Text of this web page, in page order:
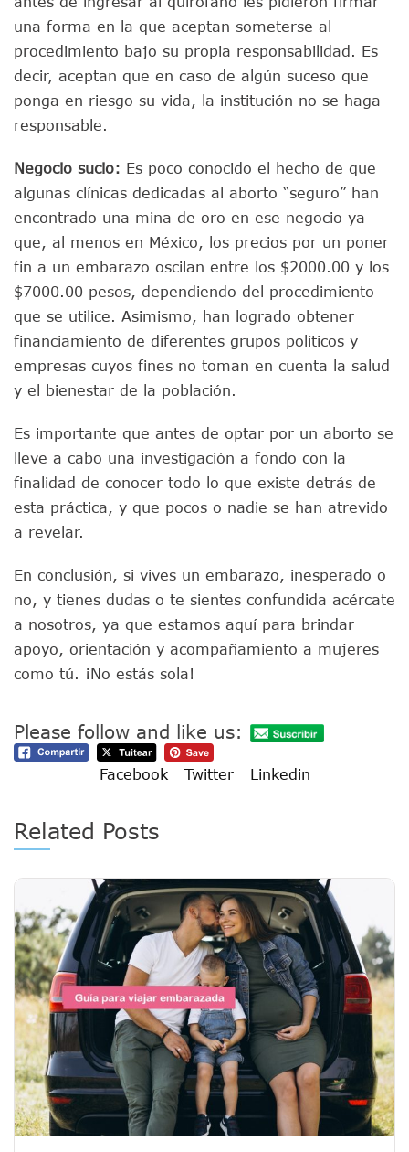
una forma en la que aceptan someterse al
procedimiento bajo su propia responsabilidad. Es
decir, aceptan que en caso de algún suceso que
ponga en riesgo su vida, la institución no se haga
responsable.
Negocio sucio: Es poco conocido el hecho de que
algunas clínicas dedicadas al aborto “seguro” han
encontrado una mina de oro en ese negocio ya
que, al menos en México, los precios por un poner
fin a un embarazo oscilan entre los $2000.00 y los
$7000.00 pesos, dependiendo del procedimiento
que se utilice. Asimismo, han logrado obtener
financiamiento de diferentes grupos políticos y
empresas cuyos fines no toman en cuenta la salud
y el bienestar de la población.
Es importante que antes de optar por un aborto se
lleve a cabo una investigación a fondo con la
finalidad de conocer todo lo que existe detrás de
esta práctica, y que pocos o nadie se han atrevido
a revelar.
En conclusión, si vives un embarazo, inesperado o
no, y tienes dudas o te sientes confundida acércate
a nosotros, ya que estamos aquí para brindar
apoyo, orientación y acompañamiento a mujeres
como tú. ¡No estás sola!
Please follow and like us:
Facebook Twitter Linkedin
Related Posts